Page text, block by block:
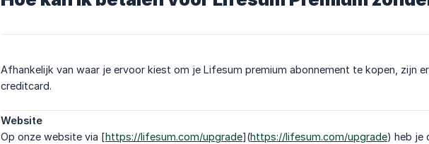
Afhankelijk van waar je ervoor kiest om je Lifesum premium abonnement te kopen, zijn
creditcard.
Website
Op onze website via [https://lifesum.com/upgrade](https://lifesum.com/upgrade) heb je